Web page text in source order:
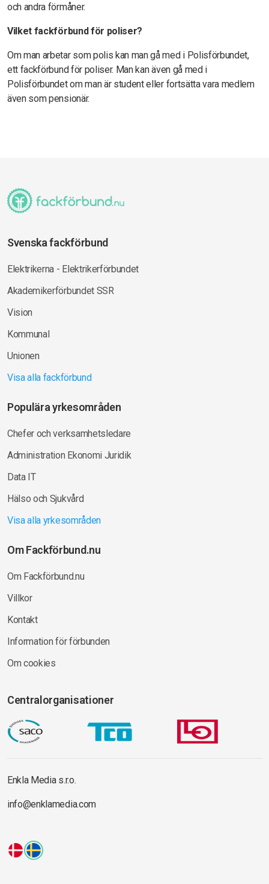
och andra förmåner.
Vilket fackförbund för poliser?
Om man arbetar som polis kan man gå med i Polisförbundet,
ett fackförbund för poliser. Man kan även gå med i
Polisförbundet om man är student eller fortsätta vara medlem
även som pensionär.
Svenska fackförbund
Elektrikerna - Elektrikerförbundet
Akademikerförbundet SSR
Vision
Kommunal
Unionen
Visa alla fackförbund
Populära yrkesområden
Chefer och verksamhetsledare
Administration Ekonomi Juridik
Data IT
Hälso och Sjukvård
Visa alla yrkesområden
Om Fackförbund.nu
Om Fackförbund.nu
Villkor
Kontakt
Information för förbunden
Om cookies
Centralorganisationer
Enkla Media s.r.o.
info@enklamedia.com